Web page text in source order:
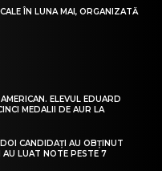
ÎN LUNA MAI, ORGANIZATĂ
ELEVUL EDUARD
MEDALII DE AUR LA
CANDIDAȚI AU OBȚINUT
LUAT NOTE PESTE 7